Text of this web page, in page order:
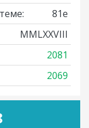
81e
MMLXXVIII
2081
2069